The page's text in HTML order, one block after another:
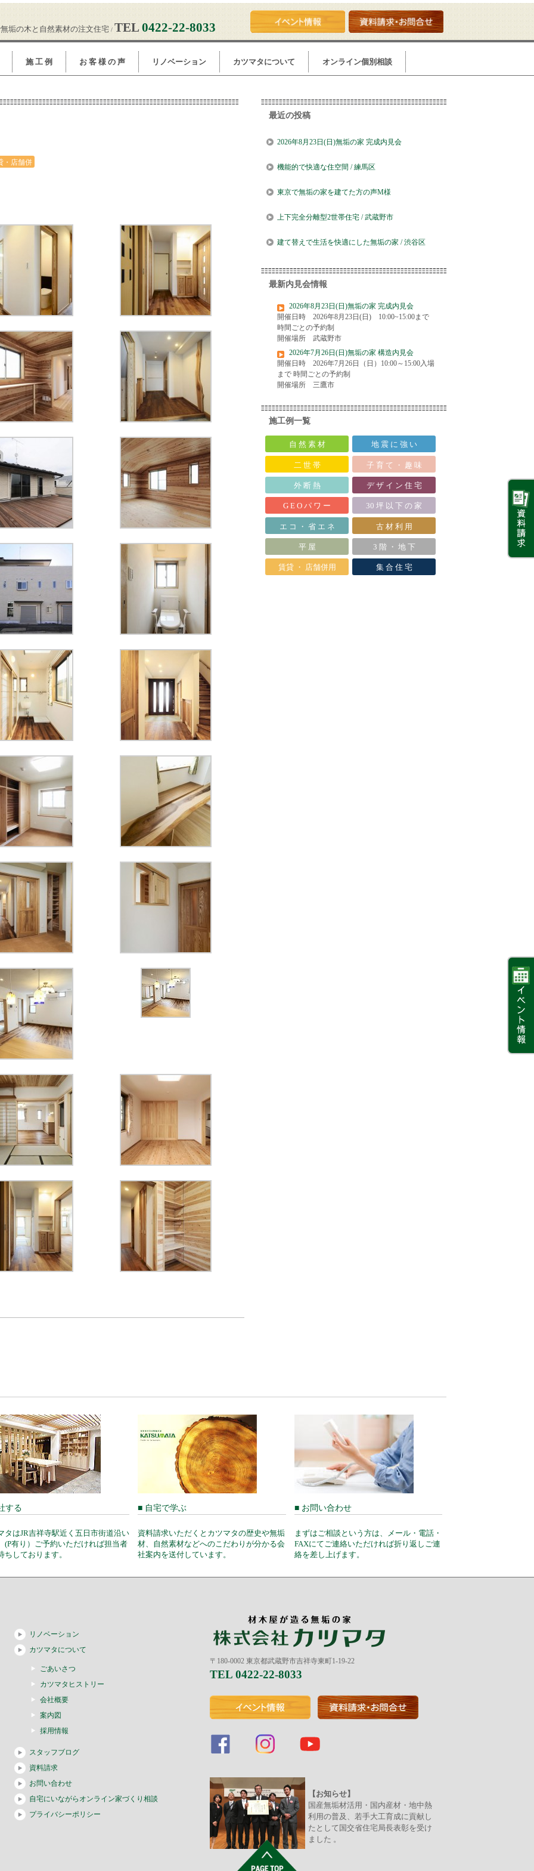
垢の木と自然素材の注文住宅 / TEL 0422-22-8033
施 工 例 お 客 様 の 声 リノベーション カツマタについて オンライン個別相談
・店舗併
最近の投稿
2026年8月23日(日)無垢の家 完成内見会
機能的で快適な住空間 / 練馬区
東京で無垢の家を建てた方の声M様
上下完全分離型2世帯住宅 / 武蔵野市
建て替えで生活を快適にした無垢の家 / 渋谷区
最新内見会情報
2026年8月23日(日)無垢の家 完成内見会
開催日時 2026年8月23日(日) 10:00~15:00まで
時間ごとの予約制
開催場所 武蔵野市
2026年7月26日(日)無垢の家 構造内見会
開催日時 2026年7月26日（日）10:00～15:00入場
まで 時間ごとの予約制
開催場所 三鷹市
施工例一覧
自 然 素 材 地 震 に 強 い
二 世 帯 子 育 て ・ 趣 味
外 断 熱 デ ザ イ ン 住 宅
G E O パ ワ ー 30 坪 以 下 の 家
エ コ ・ 省 エ ネ 古 材 利 用
平 屋 3 階 ・ 地 下
賃貸 ・ 店舗併用 集 合 住 宅
する
タはJR吉祥寺駅近く五日市街道沿い
(P有り）ご予約いただければ担当者
ちしております。
■ 自宅で学ぶ
資料請求いただくとカツマタの歴史や無垢
材、自然素材などへのこだわりが分かる会
社案内を送付しています。
■ お問い合わせ
まずはご相談という方は、メール・電話・
FAXにてご連絡いただければ折り返しご連
絡を差し上げます。
〒180-0002 東京都武蔵野市吉祥寺東町1-19-22
TEL 0422-22-8033
【お知らせ】
国産無垢材活用・国内産材・地中熱
利用の普及、若手大工育成に貢献し
たとして国交省住宅局長表彰を受け
ました 。
リノベーション
カツマタについて
ごあいさつ
カツマタヒストリー
会社概要
案内図
採用情報
スタッフブログ
資料請求
お問い合わせ
自宅にいながらオンライン家づくり相談
プライバシーポリシー